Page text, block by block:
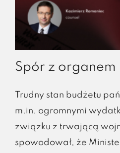
Spór z
Trudny stan budżetu
m.in. ogromnymi
związku z trwającą
spowodował, że